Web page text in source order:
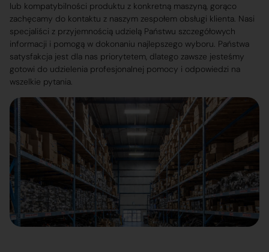
lub kompatybilności produktu z konkretną maszyną, gorąco
zachęcamy do kontaktu z naszym zespołem obsługi klienta. Nasi
specjaliści z przyjemnością udzielą Państwu szczegółowych
informacji i pomogą w dokonaniu najlepszego wyboru. Państwa
satysfakcja jest dla nas priorytetem, dlatego zawsze jesteśmy
gotowi do udzielenia profesjonalnej pomocy i odpowiedzi na
wszelkie pytania.